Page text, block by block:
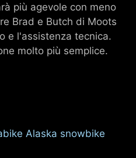
più agevole con meno
Brad e Butch di Moots
e l'assistenza tecnica.
molto più semplice.
Alaska snowbike